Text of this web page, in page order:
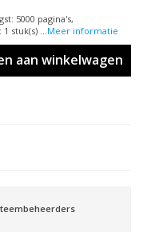
5000 pagina's,
stuk(s) ...Meer informatie
aan winkelwagen